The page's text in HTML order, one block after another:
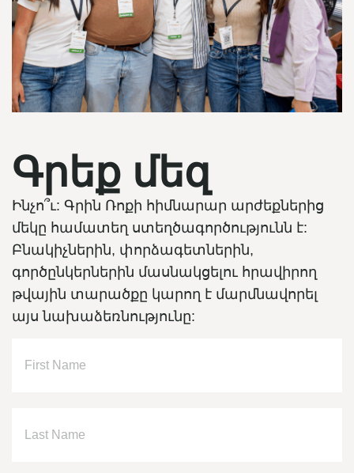
Գրեք մեզ
Ինչո՞ւ: Գրին Ռոքի հիմնարար արժեքներից
մեկը համատեղ ստեղծագործությունն է:
Բնակիչներին, փորձագետներին,
գործընկերներին մասնակցելու հրավիրող
թվային տարածքը կարող է մարմնավորել
այս նախաձեռնությունը: